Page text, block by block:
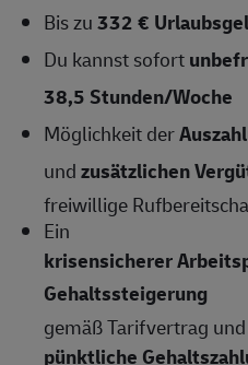
Bis zu332 €
Du kannst sofort
38,5Stunden/Woche
Möglichkeit der
undzusätzlichen
freiwillige
Ein
krisensicherer
Gehaltssteigerung
gemäß Tarifvertrag und
pünktliche